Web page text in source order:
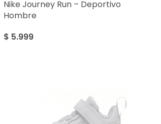
Nike Journey Run – Deportivo
Hombre
$ 5.999